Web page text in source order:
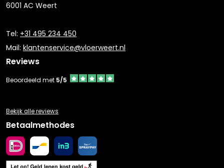
6001 AC Weert
Tel: +31 495 234 450
Mail: klantenservice@vloerweert.nl
Reviews
Beoordeeld met 5/5
Bekijk alle reviews
Betaalmethodes